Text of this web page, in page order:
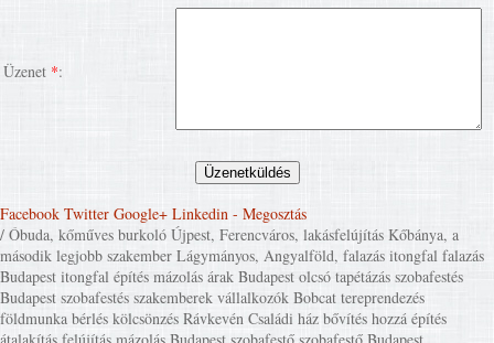
Üzenet *:
Facebook Twitter Google+ Linkedin - Megosztás
/ Óbuda, kőműves burkoló Újpest, Ferencváros, lakásfelújítás Kőbánya, a
második legjobb szakember Lágymányos, Angyalföld, falazás itongfal falazás
Budapest itongfal építés mázolás árak Budapest olcsó tapétázás szobafestés
Budapest szobafestés szakemberek vállalkozók Bobcat tereprendezés
földmunka bérlés kölcsönzés Rávkevén Családi ház bővítés hozzá építés